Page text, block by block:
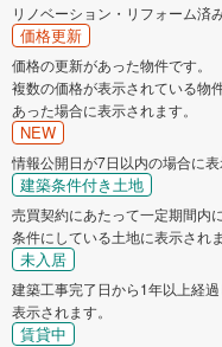
リノベーション・リフォーム済
価格更新
価格の更新があった物件です。
複数の価格が表示されている物
あった場合に表示されます。
NEW
情報公開日が7日以内の場合に表
建築条件付き土地
売買契約にあたって一定期間内
条件にしている土地に表示されま
未入居
建築工事完了日から1年以上経
表示されます。
賃貸中